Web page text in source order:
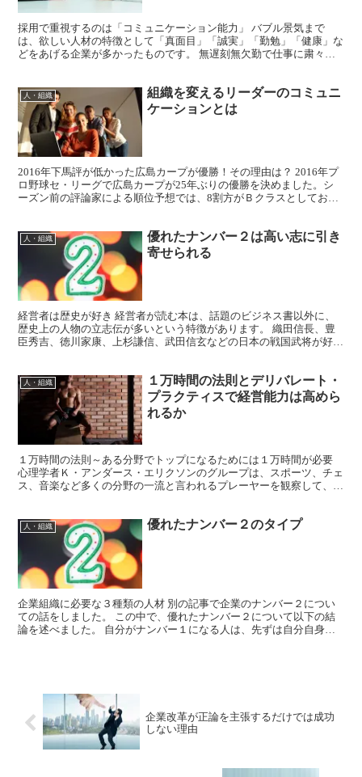
採用で重視するのは「コミュニケーション能力」 バブル景気まで
は、欲しい人材の特徴として「真面目」「誠実」「勤勉」「健康」な
どをあげる企業が多かったものです。 無遅刻無欠勤で仕事に粛々と
人・組織
組織を変えるリーダーのコミュニ
ケーションとは
2016年下馬評が低かった広島カープが優勝！その理由は？ 2016年プ
ロ野球セ・リーグで広島カープが25年ぶりの優勝を決めました。シ
ーズン前の評論家による順位予想では、8割方がＢクラスとしてお
人・組織
優れたナンバー２は高い志に引き
寄せられる
経営者は歴史が好き 経営者が読む本は、話題のビジネス書以外に、
歴史上の人物の立志伝が多いという特徴があります。 織田信長、豊
臣秀吉、徳川家康、上杉謙信、武田信玄などの日本の戦国武将が好ま
人・組織
１万時間の法則とデリバレート・
プラクティスで経営能力は高めら
れるか
１万時間の法則～ある分野でトップになるためには１万時間が必要
心理学者Ｋ・アンダース・エリクソンのグループは、スポーツ、チェ
ス、音楽など多くの分野の一流と言われるプレーヤーを観察して、共
人・組織 優れたナンバー２のタイプ
企業組織に必要な３種類の人材 別の記事で企業のナンバー２につい
ての話をしました。 この中で、優れたナンバー２について以下の結
論を述べました。 自分がナンバー１になる人は、先ずは自分自身を
企業改革が正論を主張するだけでは成功
しない理由